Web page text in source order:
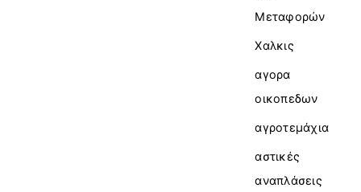
Μεταφορών
Χαλκις
αγορα
οικοπεδων
αγροτεμάχια
αστικές
αναπλάσεις